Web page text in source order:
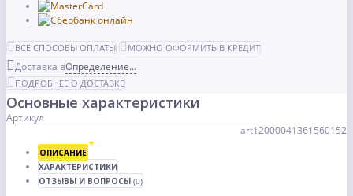
ВСЕ СПОСОБЫ ОПЛАТЫ МОЖНО ОФОРМИТЬ В КРЕДИТ
Доставка вОпределение...
ПОДРОБНЕЕ О ДОСТАВКЕ
Основные характеристики
Артикул
art12000041361560152
ОПИСАНИЕ
ХАРАКТЕРИСТИКИ
ОТЗЫВЫ И ВОПРОСЫ (0)